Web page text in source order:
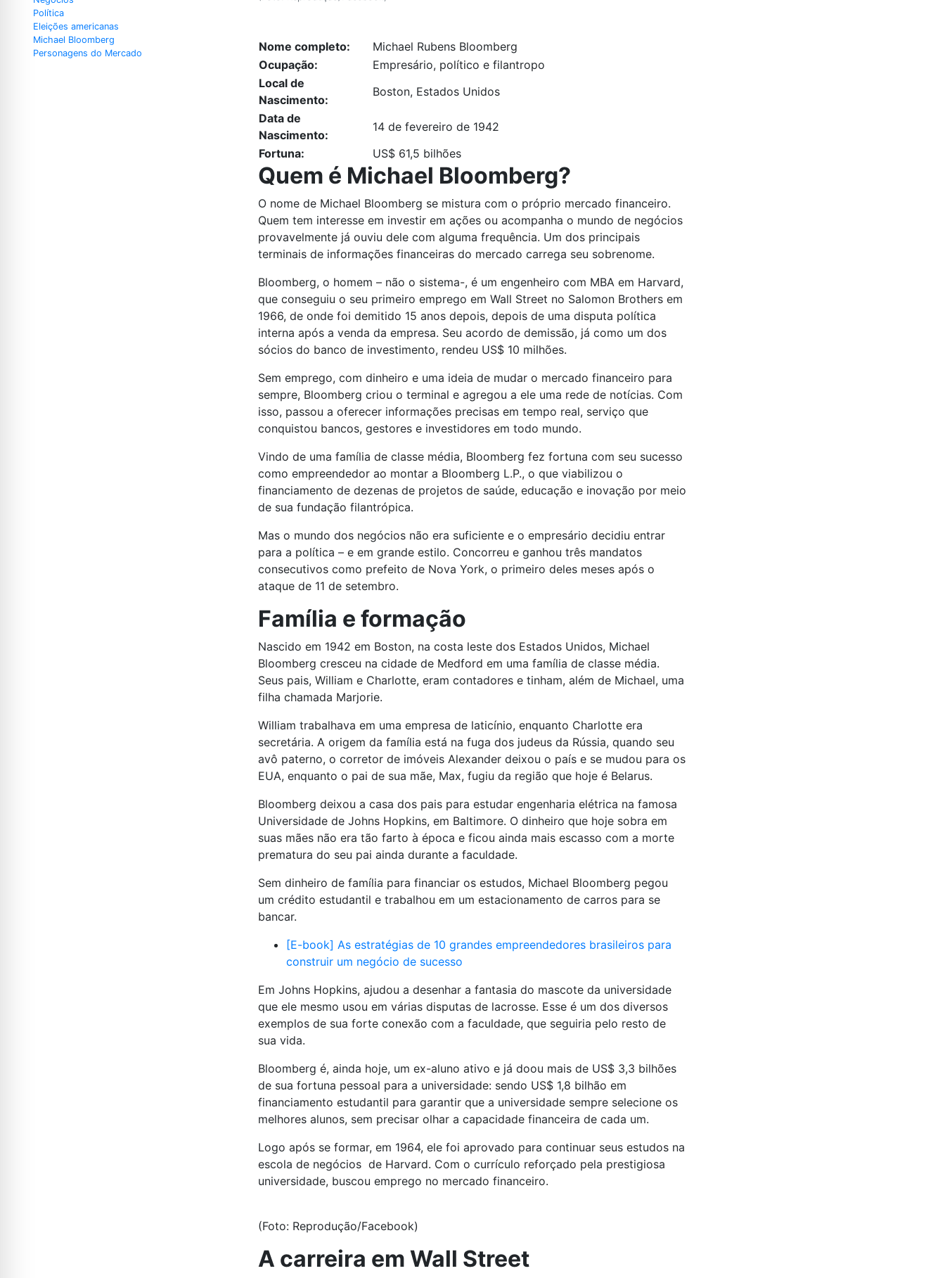
Política
Eleições americanas
Michael Bloomberg
Personagens do Mercado
Nome completo:
Michael Rubens Bloomberg
Ocupação:
Empresário, político e filantropo
Local de
Nascimento:
Boston, Estados Unidos
Data de
Nascimento:
14 de fevereiro de 1942
Fortuna:
US$ 61,5 bilhões
Quem é Michael Bloomberg?
O nome de Michael Bloomberg se mistura com o próprio mercado financeiro.
Quem tem interesse em investir em ações ou acompanha o mundo de negócios
provavelmente já ouviu dele com alguma frequência. Um dos principais
terminais de informações financeiras do mercado carrega seu sobrenome.
Bloomberg, o homem – não o sistema-, é um engenheiro com MBA em Harvard,
que conseguiu o seu primeiro emprego em Wall Street no Salomon Brothers em
1966, de onde foi demitido 15 anos depois, depois de uma disputa política
interna após a venda da empresa. Seu acordo de demissão, já como um dos
sócios do banco de investimento, rendeu US$ 10 milhões.
Sem emprego, com dinheiro e uma ideia de mudar o mercado financeiro para
sempre, Bloomberg criou o terminal e agregou a ele uma rede de notícias. Com
isso, passou a oferecer informações precisas em tempo real, serviço que
conquistou bancos, gestores e investidores em todo mundo.
Vindo de uma família de classe média, Bloomberg fez fortuna com seu sucesso
como empreendedor ao montar a Bloomberg L.P., o que viabilizou o
financiamento de dezenas de projetos de saúde, educação e inovação por meio
de sua fundação filantrópica.
Mas o mundo dos negócios não era suficiente e o empresário decidiu entrar
para a política – e em grande estilo. Concorreu e ganhou três mandatos
consecutivos como prefeito de Nova York, o primeiro deles meses após o
ataque de 11 de setembro.
Família e formação
Nascido em 1942 em Boston, na costa leste dos Estados Unidos, Michael
Bloomberg cresceu na cidade de Medford em uma família de classe média.
Seus pais, William e Charlotte, eram contadores e tinham, além de Michael, uma
filha chamada Marjorie.
William trabalhava em uma empresa de laticínio, enquanto Charlotte era
secretária. A origem da família está na fuga dos judeus da Rússia, quando seu
avô paterno, o corretor de imóveis Alexander deixou o país e se mudou para os
EUA, enquanto o pai de sua mãe, Max, fugiu da região que hoje é Belarus.
Bloomberg deixou a casa dos pais para estudar engenharia elétrica na famosa
Universidade de Johns Hopkins, em Baltimore. O dinheiro que hoje sobra em
suas mães não era tão farto à época e ficou ainda mais escasso com a morte
prematura do seu pai ainda durante a faculdade.
Sem dinheiro de família para financiar os estudos, Michael Bloomberg pegou
um crédito estudantil e trabalhou em um estacionamento de carros para se
bancar.
[E-book] As estratégias de 10 grandes empreendedores brasileiros para
construir um negócio de sucesso
Em Johns Hopkins, ajudou a desenhar a fantasia do mascote da universidade
que ele mesmo usou em várias disputas de lacrosse. Esse é um dos diversos
exemplos de sua forte conexão com a faculdade, que seguiria pelo resto de
sua vida.
Bloomberg é, ainda hoje, um ex-aluno ativo e já doou mais de US$ 3,3 bilhões
de sua fortuna pessoal para a universidade: sendo US$ 1,8 bilhão em
financiamento estudantil para garantir que a universidade sempre selecione os
melhores alunos, sem precisar olhar a capacidade financeira de cada um.
Logo após se formar, em 1964, ele foi aprovado para continuar seus estudos na
escola de negócios de Harvard. Com o currículo reforçado pela prestigiosa
universidade, buscou emprego no mercado financeiro.
(Foto: Reprodução/Facebook)
A carreira em Wall Street